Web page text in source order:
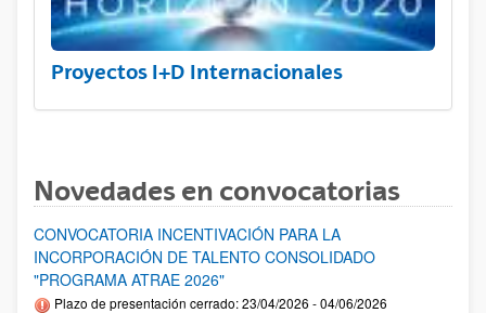
Proyectos I+D Internacionales
Novedades en convocatorias
CONVOCATORIA INCENTIVACIÓN PARA LA
INCORPORACIÓN DE TALENTO CONSOLIDADO
"PROGRAMA ATRAE 2026"
Plazo de presentación cerrado: 23/04/2026 - 04/06/2026